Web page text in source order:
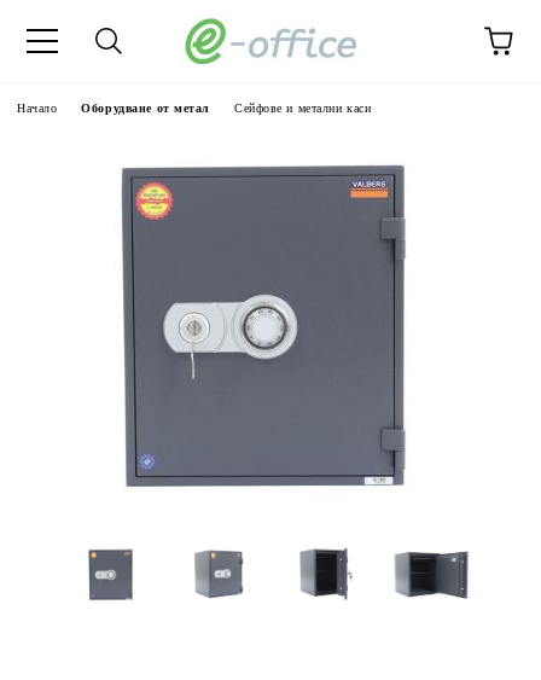
Начало Оборудване от метал Сейфове и метални каси